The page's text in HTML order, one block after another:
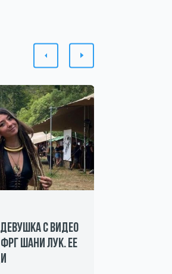
с видео
Шани Лук. Ее